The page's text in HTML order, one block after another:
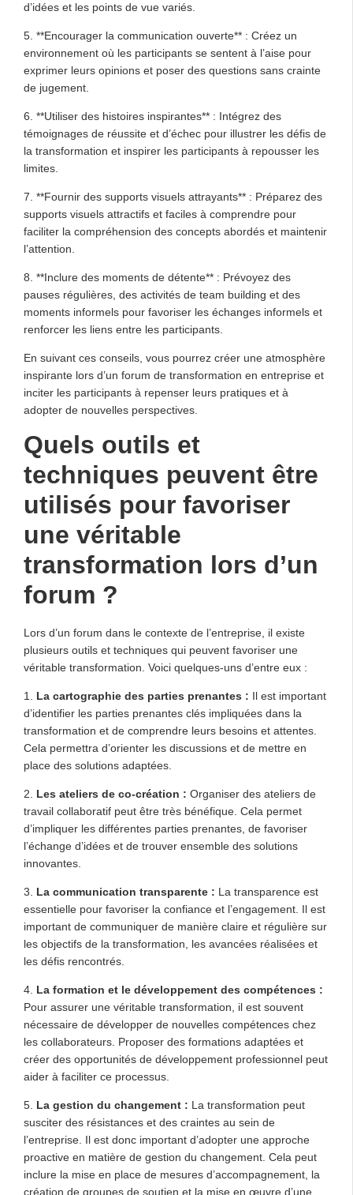
d’idées et les points de vue variés.
5. **Encourager la communication ouverte** : Créez un
environnement où les participants se sentent à l’aise pour
exprimer leurs opinions et poser des questions sans crainte
de jugement.
6. **Utiliser des histoires inspirantes** : Intégrez des
témoignages de réussite et d’échec pour illustrer les défis de
la transformation et inspirer les participants à repousser les
limites.
7. **Fournir des supports visuels attrayants** : Préparez des
supports visuels attractifs et faciles à comprendre pour
faciliter la compréhension des concepts abordés et maintenir
l’attention.
8. **Inclure des moments de détente** : Prévoyez des
pauses régulières, des activités de team building et des
moments informels pour favoriser les échanges informels et
renforcer les liens entre les participants.
En suivant ces conseils, vous pourrez créer une atmosphère
inspirante lors d’un forum de transformation en entreprise et
inciter les participants à repenser leurs pratiques et à
adopter de nouvelles perspectives.
Quels outils et
techniques peuvent être
utilisés pour favoriser
une véritable
transformation lors d’un
forum ?
Lors d’un forum dans le contexte de l’entreprise, il existe
plusieurs outils et techniques qui peuvent favoriser une
véritable transformation. Voici quelques-uns d’entre eux :
1. La cartographie des parties prenantes : Il est important
d’identifier les parties prenantes clés impliquées dans la
transformation et de comprendre leurs besoins et attentes.
Cela permettra d’orienter les discussions et de mettre en
place des solutions adaptées.
2. Les ateliers de co-création : Organiser des ateliers de
travail collaboratif peut être très bénéfique. Cela permet
d’impliquer les différentes parties prenantes, de favoriser
l’échange d’idées et de trouver ensemble des solutions
innovantes.
3. La communication transparente : La transparence est
essentielle pour favoriser la confiance et l’engagement. Il est
important de communiquer de manière claire et régulière sur
les objectifs de la transformation, les avancées réalisées et
les défis rencontrés.
4. La formation et le développement des compétences :
Pour assurer une véritable transformation, il est souvent
nécessaire de développer de nouvelles compétences chez
les collaborateurs. Proposer des formations adaptées et
créer des opportunités de développement professionnel peut
aider à faciliter ce processus.
5. La gestion du changement : La transformation peut
susciter des résistances et des craintes au sein de
l’entreprise. Il est donc important d’adopter une approche
proactive en matière de gestion du changement. Cela peut
inclure la mise en place de mesures d’accompagnement, la
création de groupes de soutien et la mise en œuvre d’une